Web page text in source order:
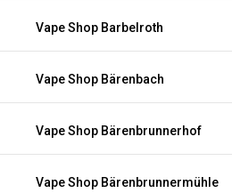
Vape Shop Barbelroth
Vape Shop Bärenbach
Vape Shop Bärenbrunnerhof
Vape Shop Bärenbrunnermühle